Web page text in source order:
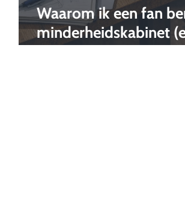
Waarom ik een fan
minderheidskabinet
moeten stoppen met